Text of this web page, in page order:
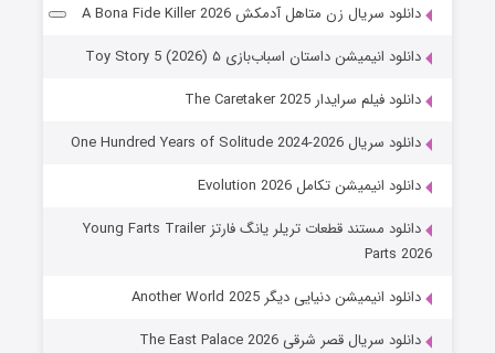
دانلود سریال زن متاهل آدمکش A Bona Fide Killer 2026
دانلود انیمیشن داستان اسباب‌بازی ۵ Toy Story 5 (2026)
دانلود فیلم سرایدار The Caretaker 2025
دانلود سریال One Hundred Years of Solitude 2024-2026
دانلود انیمیشن تکامل Evolution 2026
دانلود مستند قطعات تریلر یانگ فارتز Young Farts Trailer
Parts 2026
دانلود انیمیشن دنیایی دیگر Another World 2025
دانلود سریال قصر شرقی The East Palace 2026